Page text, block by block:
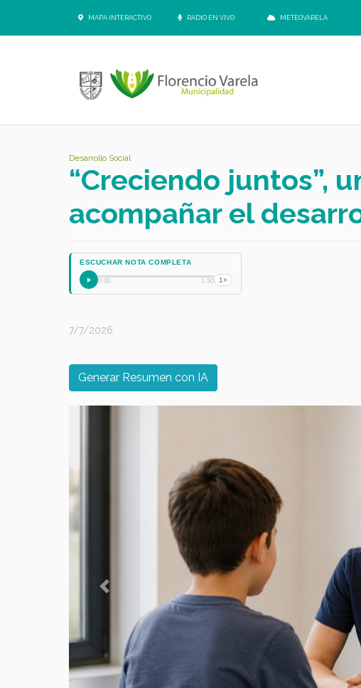
MAPA INTERACTIVO RADIO EN VIVO METEOVARELA
Desarrollo Social
“Creciendo juntos”,
acompañar el
ESCUCHAR NOTA COMPLETA
0:00 1:30 1×
7/7/2026
Generar Resumen con IA
Previous